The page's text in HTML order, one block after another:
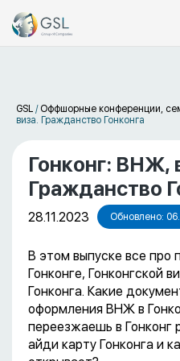
GSL / Оффшорные конференции,
виза. Гражданство Гонконга
Гонконг: ВНЖ,
Гражданство
28.11.2023 Обновлено:
В этом выпуске все про
Гонконге, Гонконгской
Гонконга. Какие
оформления ВНЖ в
переезжаешь в Гонконг
айди карту Гонконга и